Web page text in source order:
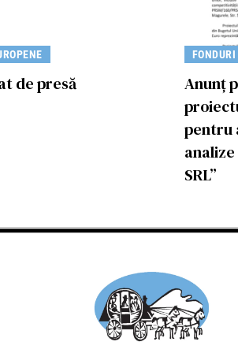
de presă
FONDURI
Anunț
pentru
SRL”